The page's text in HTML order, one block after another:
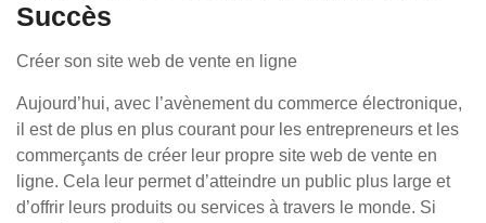
Succès
Créer son site web de vente en ligne
Aujourd’hui, avec l’avènement du commerce électronique,
il est de plus en plus courant pour les entrepreneurs et les
commerçants de créer leur propre site web de vente en
ligne. Cela leur permet d’atteindre un public plus large et
d’offrir leurs produits ou services à travers le monde. Si